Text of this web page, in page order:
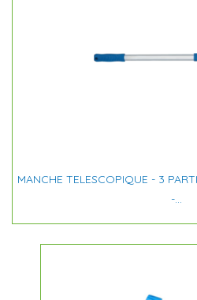
MANCHE TELESCOPIQUE - 3
-...